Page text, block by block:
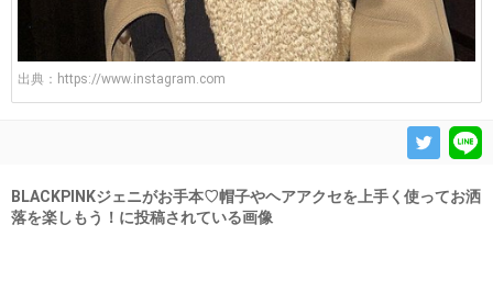
出典： https://www.instagram.com
BLACKPINKジェニがお手本♡帽子やヘアアクセを上手く使ってお洒
落を楽しもう！に投稿されている画像